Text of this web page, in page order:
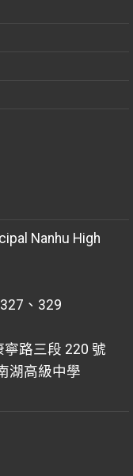
Nanhu High
、329
路三段 220 號
湖高級中學